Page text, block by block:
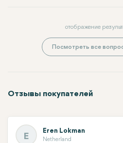
отображение
Посмотреть все
Отзывы покупателей
E
Eren Lokman
Netherland